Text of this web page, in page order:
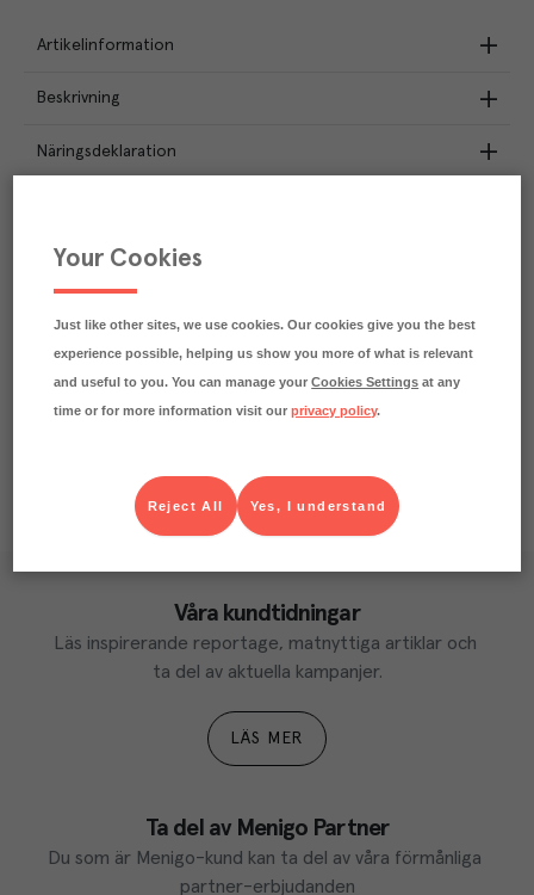
Artikelinformation
Beskrivning
Näringsdeklaration
Varje kilo av varan påverkar klimatet motsvarande
utsläppen av 2 kg koldioxid.
Våra kundtidningar
Läs inspirerande reportage, matnyttiga artiklar och
ta del av aktuella kampanjer.
LÄS MER
Ta del av Menigo Partner
Du som är Menigo-kund kan ta del av våra förmånliga
partner-erbjudanden
Your Cookies
Just like other sites, we use cookies. Our cookies give you the best
experience possible, helping us show you more of what is relevant
and useful to you. You can manage yourCookies Settings at any
time or for more information visit ourprivacy policy.
Yes, I understand
Reject All